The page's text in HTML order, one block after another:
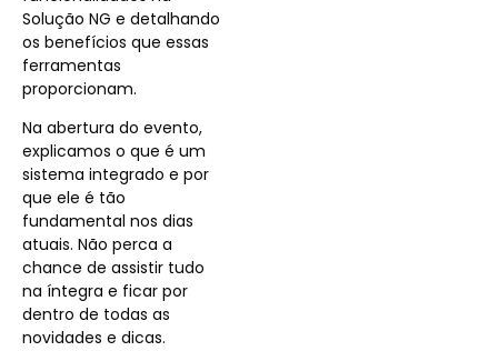
Solução NG e detalhando
os benefícios que essas
ferramentas
proporcionam.
Na abertura do evento,
explicamos o que é um
sistema integrado e por
que ele é tão
fundamental nos dias
atuais. Não perca a
chance de assistir tudo
na íntegra e ficar por
dentro de todas as
novidades e dicas.